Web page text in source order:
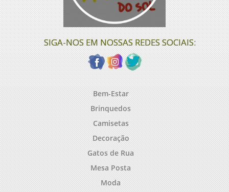
SIGA-NOS EM NOSSAS REDES SOCIAIS:
Bem-Estar
Brinquedos
Camisetas
Decoração
Gatos de Rua
Mesa Posta
Moda